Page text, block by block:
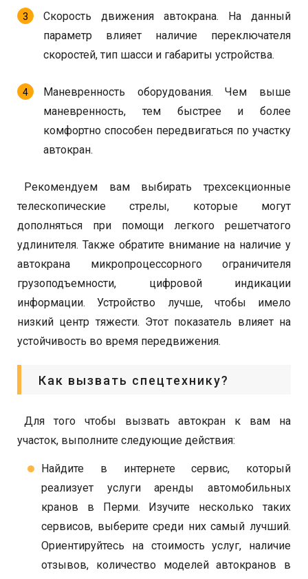
Скорость движения автокрана. На данный
параметр влияет наличие переключателя
скоростей, тип шасси и габариты устройства.
Маневренность оборудования. Чем выше
маневренность, тем быстрее и более
комфортно способен передвигаться по участку
автокран.
Рекомендуем вам выбирать трехсекционные
телескопические стрелы, которые могут
дополняться при помощи легкого решетчатого
удлинителя. Также обратите внимание на наличие у
автокрана микропроцессорного ограничителя
грузоподъемности, цифровой индикации
информации. Устройство лучше, чтобы имело
низкий центр тяжести. Этот показатель влияет на
устойчивость во время передвижения.
Как вызвать спецтехнику?
Для того чтобы вызвать автокран к вам на
участок, выполните следующие действия:
Найдите в интернете сервис, который
реализует услуги аренды автомобильных
кранов в Перми. Изучите несколько таких
сервисов, выберите среди них самый лучший.
Ориентируйтесь на стоимость услуг, наличие
отзывов, количество моделей автокранов в